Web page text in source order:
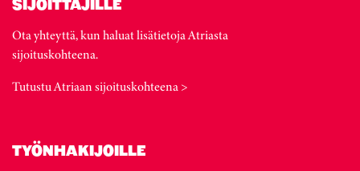
SIJOITTAJILLE
Ota yhteyttä, kun haluat lisätietoja Atriasta
sijoituskohteena.
Tutustu Atriaan sijoituskohteena >
TYÖNHAKIJOILLE